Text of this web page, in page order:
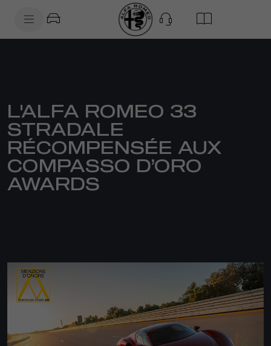
L'ALFA ROMEO 33
STRADALE
RÉCOMPENSÉE AUX
COMPASSO D’ORO
AWARDS